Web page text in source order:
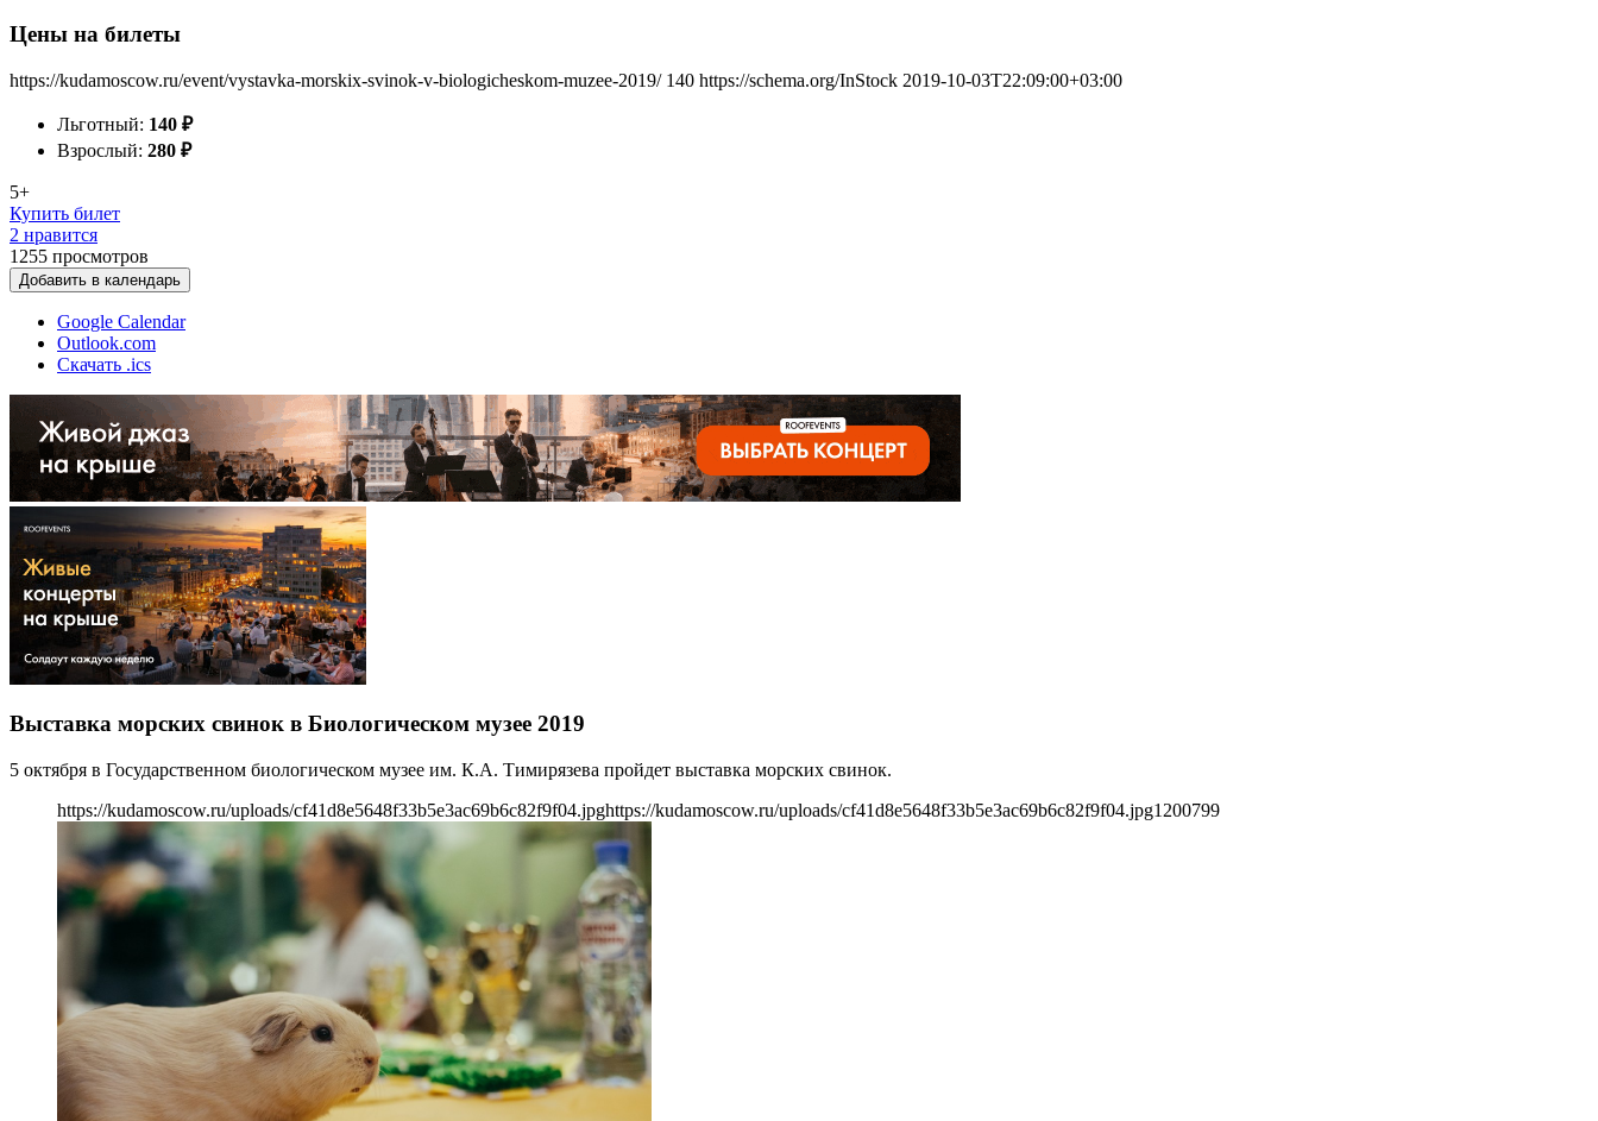
Цены на билеты
https://kudamoscow.ru/event/vystavka-morskix-svinok-v-biologicheskom-muzee-2019/ 140 https://schema.org/InStock 2019-10-03T22:09:00+03:00
Льготный: 140 ₽
Взрослый: 280 ₽
5+
Купить билет
2 нравится
1255 просмотров
Добавить в календарь
Google Calendar
Outlook.com
Скачать .ics
Выставка морских свинок в Биологическом музее 2019
5 октября в Государственном биологическом музее им. К.А. Тимирязева пройдет выставка морских свинок.
https://kudamoscow.ru/uploads/cf41d8e5648f33b5e3ac69b6c82f9f04.jpghttps://kudamoscow.ru/uploads/cf41d8e5648f33b5e3ac69b6c82f9f04.jpg1200799